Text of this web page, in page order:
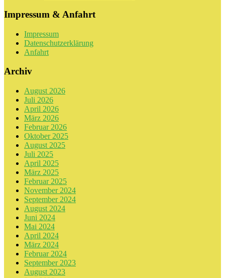
Impressum & Anfahrt
Impressum
Datenschutzerklärung
Anfahrt
Archiv
August 2026
Juli 2026
April 2026
März 2026
Februar 2026
Oktober 2025
August 2025
Juli 2025
April 2025
März 2025
Februar 2025
November 2024
September 2024
August 2024
Juni 2024
Mai 2024
April 2024
März 2024
Februar 2024
September 2023
August 2023